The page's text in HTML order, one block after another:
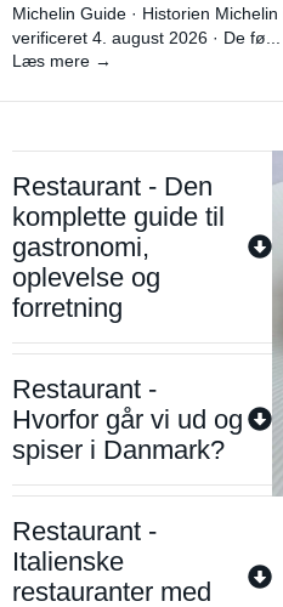
Michelin Guide · Historien
verificeret 4. august 2026 · De fø...
Læs mere →
Restaurant - Den
komplette guide til
gastronomi,
oplevelse og
forretning
Restaurant -
Hvorfor går vi ud og
spiser i Danmark?
Restaurant -
Italienske
restauranter med